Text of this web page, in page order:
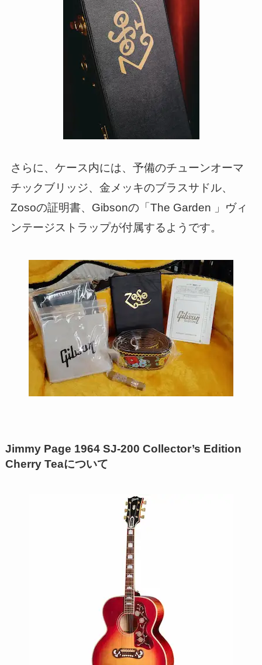
さらに、ケース内には、予備のチューンオーマ
チックブリッジ、金メッキのブラスサドル、
Zosoの証明書、Gibsonの「The Garden 」ヴィ
ンテージストラップが付属するようです。
Jimmy Page 1964 SJ-200 Collector’s Edition
Cherry Teaについて